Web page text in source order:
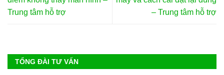
Trung tâm hỗ trợ
– Trung tâm hỗ trợ
TỔNG ĐÀI TƯ VẤN